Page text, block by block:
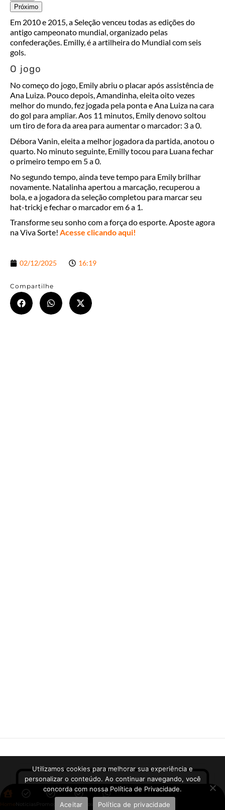
Próximo
Em 2010 e 2015, a Seleção venceu todas as edições do
antigo campeonato mundial, organizado pelas
confederações. Emilly, é a artilheira do Mundial com seis
gols.
O jogo
No começo do jogo, Emily abriu o placar após assistência de
Ana Luiza. Pouco depois, Amandinha, eleita oito vezes
melhor do mundo, fez jogada pela ponta e Ana Luiza na cara
do gol para ampliar. Aos 11 minutos, Emily denovo soltou
um tiro de fora da area para aumentar o marcador: 3 a 0.
Débora Vanin, eleita a melhor jogadora da partida, anotou o
quarto. No minuto seguinte, Emilly tocou para Luana fechar
o primeiro tempo em 5 a 0.
No segundo tempo, ainda teve tempo para Emily brilhar
novamente. Natalinha apertou a marcação, recuperou a
bola, e a jogadora da seleção completou para marcar seu
hat-trickj e fechar o marcador em 6 a 1.
Transforme seu sonho com a força do esporte. Aposte agora
na Viva Sorte! Acesse clicando aqui!
02/12/2025 16:19
Compartilhe
Home Notícias PromoçõesAplicativos WhatsApp
Utilizamos cookies para melhorar sua experiência e
personalizar o conteúdo. Ao continuar navegando, você
concorda com nossa Política de Privacidade.
Aceitar
Política de privacidade